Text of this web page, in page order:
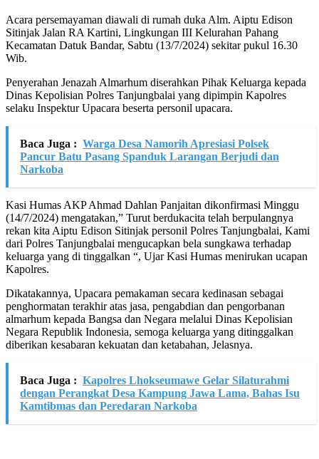
Acara persemayaman diawali di rumah duka Alm. Aiptu Edison
Sitinjak Jalan RA Kartini, Lingkungan III Kelurahan Pahang
Kecamatan Datuk Bandar, Sabtu (13/7/2024) sekitar pukul 16.30
Wib.
Penyerahan Jenazah Almarhum diserahkan Pihak Keluarga kepada
Dinas Kepolisian Polres Tanjungbalai yang dipimpin Kapolres
selaku Inspektur Upacara beserta personil upacara.
Baca Juga : Warga Desa Namorih Apresiasi Polsek
Pancur Batu Pasang Spanduk Larangan Berjudi dan
Narkoba
Kasi Humas AKP Ahmad Dahlan Panjaitan dikonfirmasi Minggu
(14/7/2024) mengatakan,” Turut berdukacita telah berpulangnya
rekan kita Aiptu Edison Sitinjak personil Polres Tanjungbalai, Kami
dari Polres Tanjungbalai mengucapkan bela sungkawa terhadap
keluarga yang di tinggalkan “, Ujar Kasi Humas menirukan ucapan
Kapolres.
Dikatakannya, Upacara pemakaman secara kedinasan sebagai
penghormatan terakhir atas jasa, pengabdian dan pengorbanan
almarhum kepada Bangsa dan Negara melalui Dinas Kepolisian
Negara Republik Indonesia, semoga keluarga yang ditinggalkan
diberikan kesabaran kekuatan dan ketabahan, Jelasnya.
Baca Juga : Kapolres Lhokseumawe Gelar Silaturahmi
dengan Perangkat Desa Kampung Jawa Lama, Bahas Isu
Kamtibmas dan Peredaran Narkoba